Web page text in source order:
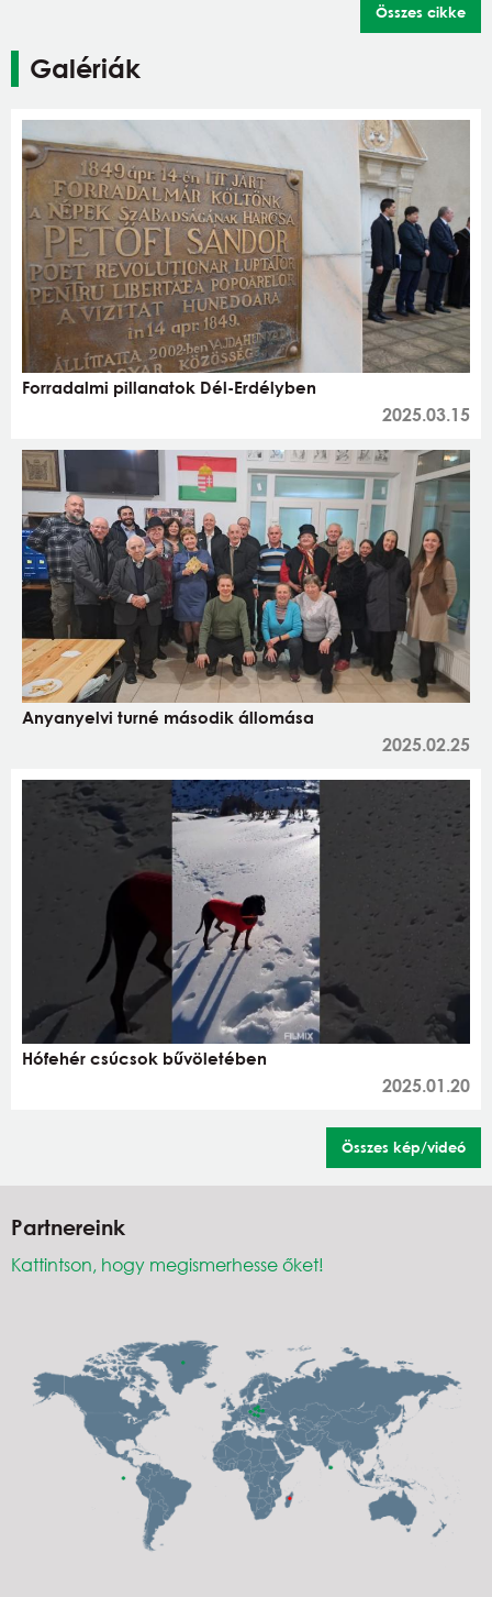
Összes cikke
Galériák
Forradalmi pillanatok Dél-Erdélyben
2025.03.15
Anyanyelvi turné második állomása
2025.02.25
Hófehér csúcsok bűvöletében
2025.01.20
Összes kép/videó
Partnereink
Kattintson, hogy megismerhesse őket!